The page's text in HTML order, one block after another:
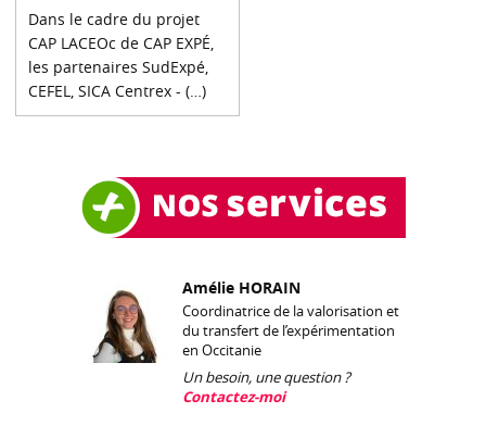
Dans le cadre du projet
CAP LACEOc de CAP EXPÉ,
les partenaires SudExpé,
CEFEL, SICA Centrex - (…)
Amélie HORAIN
Coordinatrice de la valorisation et
du transfert de l’expérimentation
en Occitanie
Un besoin, une question ?
Contactez-moi